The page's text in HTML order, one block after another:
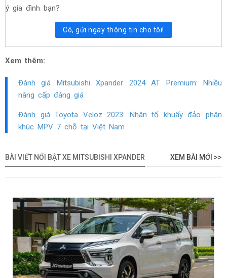
ý gia đình bạn?
Có, gửi ngay thông tin cho tôi!
Xem thêm:
Đánh giá Mitsubishi Xpander 2024 AT Premium: Nhiều
nâng cấp đáng giá
Đánh giá Toyota Veloz 2023: Nhân tố khuấy đảo phân
khúc MPV 7 chỗ tại Việt Nam
BÀI VIẾT NỔI BẬT XE MITSUBISHI XPANDER XEM BÀI MỚI >>